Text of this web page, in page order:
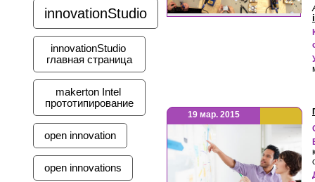
innovationStudio
innovationStudio
главная страница
makerton Intel
прототипирование
open innovation
open innovations
19 мар. 2015